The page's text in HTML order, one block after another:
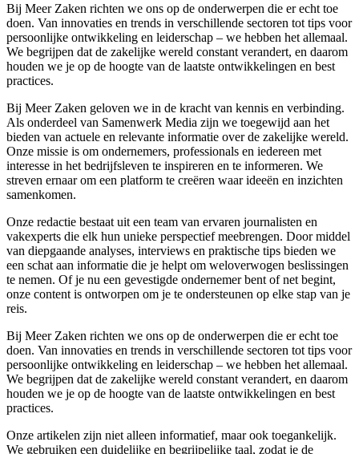
Bij Meer Zaken richten we ons op de onderwerpen die er echt toe
doen. Van innovaties en trends in verschillende sectoren tot tips voor
persoonlijke ontwikkeling en leiderschap – we hebben het allemaal.
We begrijpen dat de zakelijke wereld constant verandert, en daarom
houden we je op de hoogte van de laatste ontwikkelingen en best
practices.
Bij Meer Zaken geloven we in de kracht van kennis en verbinding.
Als onderdeel van Samenwerk Media zijn we toegewijd aan het
bieden van actuele en relevante informatie over de zakelijke wereld.
Onze missie is om ondernemers, professionals en iedereen met
interesse in het bedrijfsleven te inspireren en te informeren. We
streven ernaar om een platform te creëren waar ideeën en inzichten
samenkomen.
Onze redactie bestaat uit een team van ervaren journalisten en
vakexperts die elk hun unieke perspectief meebrengen. Door middel
van diepgaande analyses, interviews en praktische tips bieden we
een schat aan informatie die je helpt om weloverwogen beslissingen
te nemen. Of je nu een gevestigde ondernemer bent of net begint,
onze content is ontworpen om je te ondersteunen op elke stap van je
reis.
Bij Meer Zaken richten we ons op de onderwerpen die er echt toe
doen. Van innovaties en trends in verschillende sectoren tot tips voor
persoonlijke ontwikkeling en leiderschap – we hebben het allemaal.
We begrijpen dat de zakelijke wereld constant verandert, en daarom
houden we je op de hoogte van de laatste ontwikkelingen en best
practices.
Onze artikelen zijn niet alleen informatief, maar ook toegankelijk.
We gebruiken een duidelijke en begrijpelijke taal, zodat je de